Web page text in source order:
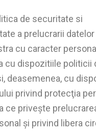
de securitate si
a prelucrarii datelor
cu caracter
cu dispozitiile politicii
deasemenea, cu
privind protecţia
ce priveşte
şi privind libera